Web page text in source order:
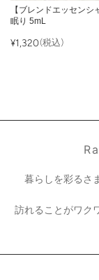
【ブレンドエッセンシ
眠り 5mL
¥1,320(税込)
暮らしを彩るさ
訪れることがワク